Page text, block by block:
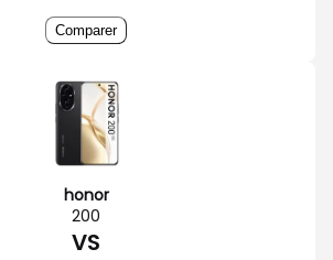
Comparer
honor
200
VS